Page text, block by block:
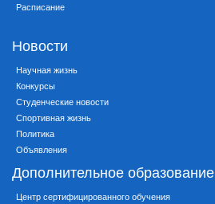
Расписание
Новости
Научная жизнь
Конкурсы
Студенческие новости
Спортивная жизнь
Политика
Объявления
Дополнительное образование
Центр сертифицированного обучения